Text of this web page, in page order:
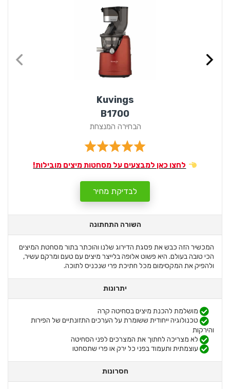
Kuvings
B1700
הבחירה המנצחת
לחצו כאן למבצעים על מסחטות מיצים מובילות!
לבדיקת מחיר
השורה התחתונה
המכשיר הזה כבש את פסגת הדירוג שלנו והוכתר בתור מסחטת המיצים
הכי טובה בעולם. היא פשוט אלופה בלייצר מיצים עם טעם ומרקם עשיר,
ולהפיק את המקסימום מכל חתיכת פרי שנכניס לתוכה.
יתרונות
מושלמת להכנת מיצים בסחיטה קרה
טכנולוגיה ייחודית ששומרת על הערכים התזונתיים של הפירות
והירקות
לא מצריכה לחתוך את המצרכים לפני הסחיטה
עוצמתית ותעמוד בפני כל ירק או פרי שתסחטו
חסרונות